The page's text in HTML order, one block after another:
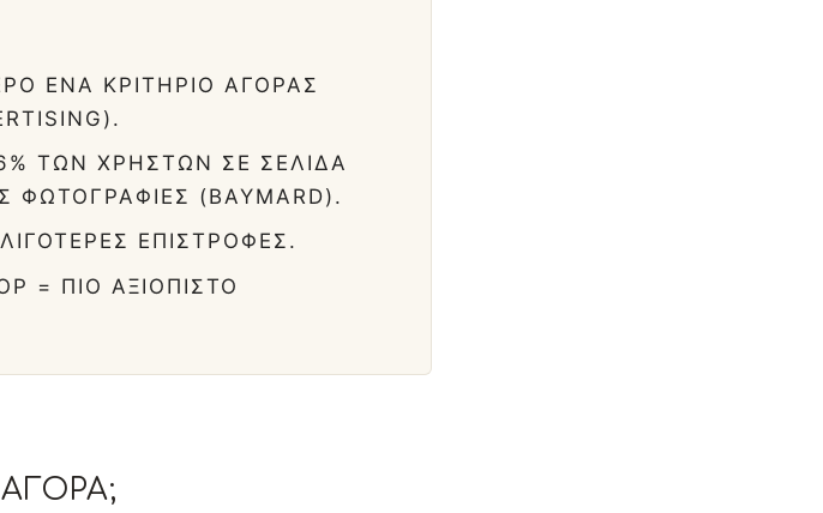
ΈΝΑ ΚΡΙΤΉΡΙΟ ΑΓΟΡΆΣ
ΤΩΝ ΧΡΗΣΤΏΝ ΣΕ ΣΕΛΊΔΑ
(BAYMARD).
ΕΠΙΣΤΡΟΦΈΣ.
= ΠΙΟ ΑΞΙΌΠΙΣΤΟ
ΑΓΟΡΆ;